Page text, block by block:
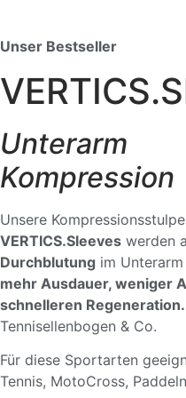
Unser Bestseller
Unterarm
Kompression
Unsere
VERTICS.Sleeves werden
Durchblutung im
mehr Ausdauer, weniger
schnelleren Regeneration.
Tennisellenbogen & Co.
Für diese Sportarten
Tennis, MotoCross,